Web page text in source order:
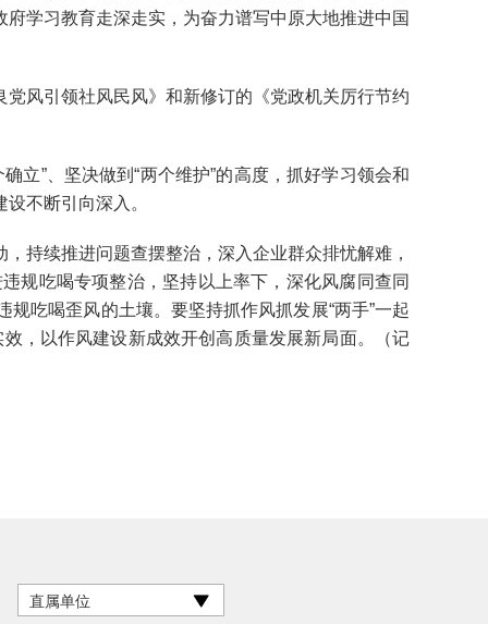
学习教育走深走实，为奋力谱写中原大地推进中国
风引领社风民风》和新修订的《党政机关厉行节约
”、坚决做到“两个维护”的高度，抓好学习领会和
不断引向深入。
续推进问题查摆整治，深入企业群众排忧解难，
规吃喝专项整治，坚持以上率下，深化风腐同查同
吃喝歪风的土壤。要坚持抓作风抓发展“两手”一起
，以作风建设新成效开创高质量发展新局面。（记
直属单位